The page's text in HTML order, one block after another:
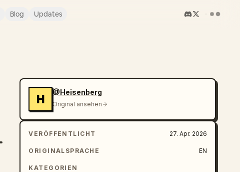
Blog Updates
H
@Heisenberg
Original ansehen
VERÖFFENTLICHT 27. Apr. 2026
ORIGINALSPRACHE EN
KATEGORIEN